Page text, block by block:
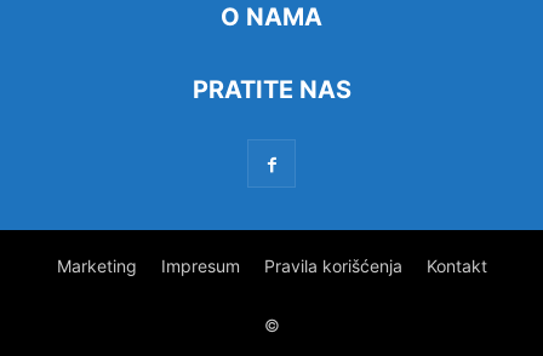
O NAMA
PRATITE NAS
Marketing Impresum Pravila korišćenja Kontakt
©